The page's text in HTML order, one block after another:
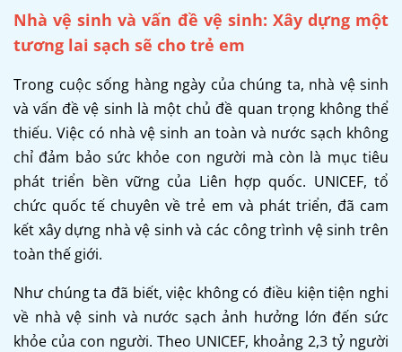
Nhà vệ sinh và vấn đề vệ sinh: Xây dựng một
tương lai sạch sẽ cho trẻ em
Trong cuộc sống hàng ngày của chúng ta, nhà vệ sinh
và vấn đề vệ sinh là một chủ đề quan trọng không thể
thiếu. Việc có nhà vệ sinh an toàn và nước sạch không
chỉ đảm bảo sức khỏe con người mà còn là mục tiêu
phát triển bền vững của Liên hợp quốc. UNICEF, tổ
chức quốc tế chuyên về trẻ em và phát triển, đã cam
kết xây dựng nhà vệ sinh và các công trình vệ sinh trên
toàn thế giới.
Như chúng ta đã biết, việc không có điều kiện tiện nghi
về nhà vệ sinh và nước sạch ảnh hưởng lớn đến sức
khỏe của con người. Theo UNICEF, khoảng 2,3 tỷ người